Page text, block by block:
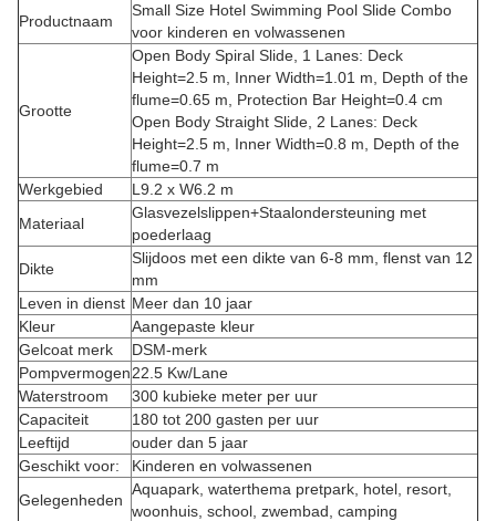
Productnaam
Small Size Hotel Swimming Pool Slide Combo
voor kinderen en volwassenen
Grootte
Open Body Spiral Slide, 1 Lanes: Deck
Height=2.5 m, Inner Width=1.01 m, Depth of the
flume=0.65 m, Protection Bar Height=0.4 cm
Open Body Straight Slide, 2 Lanes: Deck
Height=2.5 m, Inner Width=0.8 m, Depth of the
flume=0.7 m
Werkgebied
L9.2 x W6.2 m
Materiaal
Glasvezelslippen+Staalondersteuning met
poederlaag
Dikte
Slijdoos met een dikte van 6-8 mm, flenst van 12
mm
Leven in dienst Meer dan 10 jaar
Kleur
Aangepaste kleur
Gelcoat merk
DSM-merk
Pompvermogen22.5 Kw/Lane
Waterstroom
300 kubieke meter per uur
Capaciteit
180 tot 200 gasten per uur
Leeftijd
ouder dan 5 jaar
Geschikt voor:
Kinderen en volwassenen
Gelegenheden
Aquapark, waterthema pretpark, hotel, resort,
woonhuis, school, zwembad, camping